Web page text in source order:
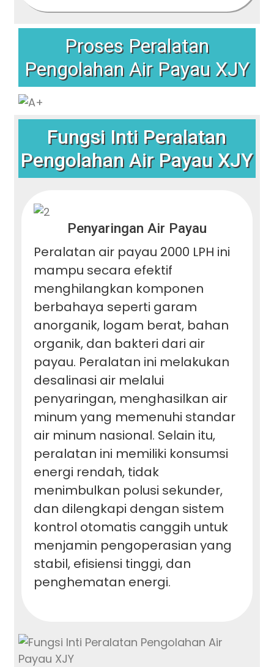
Proses Peralatan
Pengolahan Air Payau XJY
Fungsi Inti Peralatan
Pengolahan Air Payau XJY
Penyaringan Air Payau
Peralatan air payau 2000 LPH ini
mampu secara efektif
menghilangkan komponen
berbahaya seperti garam
anorganik, logam berat, bahan
organik, dan bakteri dari air
payau. Peralatan ini melakukan
desalinasi air melalui
penyaringan, menghasilkan air
minum yang memenuhi standar
air minum nasional. Selain itu,
peralatan ini memiliki konsumsi
energi rendah, tidak
menimbulkan polusi sekunder,
dan dilengkapi dengan sistem
kontrol otomatis canggih untuk
menjamin pengoperasian yang
stabil, efisiensi tinggi, dan
penghematan energi.